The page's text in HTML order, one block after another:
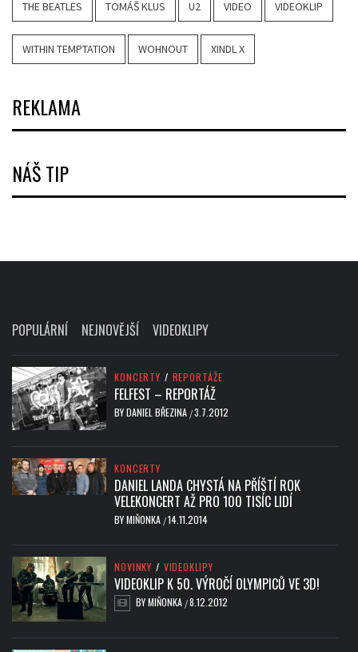
THE BEATLES TOMÁŠ KLUS U2 VIDEO VIDEOKLIP
WITHIN TEMPTATION WOHNOUT XINDL X
REKLAMA
NÁŠ TIP
POPULÁRNÍ NEJNOVĚJŠÍ VIDEOKLIPY
KONCERTY / REPORTÁŽE
FELFEST – REPORTÁŽ
BYDANIEL BŘEZINA /3.7.2012
KONCERTY
DANIEL LANDA CHYSTÁ NA PŘÍŠTÍ ROK
VELEKONCERT AŽ PRO 100 TISÍC LIDÍ
BYMIŇONKA /14.11.2014
NOVINKY / VIDEOKLIPY
VIDEOKLIP K 50. VÝROČÍ OLYMPICŮ VE 3D!
BYMIŇONKA /8.12.2012